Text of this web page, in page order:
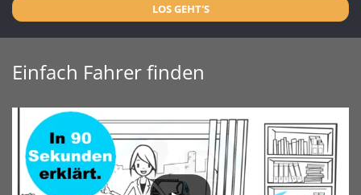
LOS GEHT'S
Einfach Fahrer finden